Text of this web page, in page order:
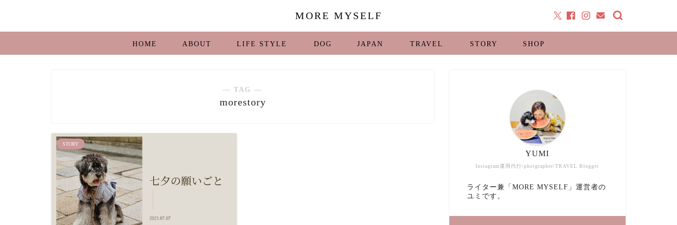
MORE MYSELF
HOME ABOUT LIFE STYLE DOG JAPAN TRAVEL STORY SHOP
― TAG ―
morestory
STORY
Instagram運用代行/photgrapher/TRAVEL Blogger
YUMI
ライター兼「MORE MYSELF」運営者の
ユミです。